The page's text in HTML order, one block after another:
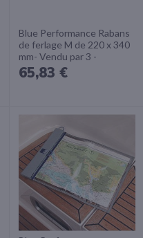
Blue Performance Rabans
de ferlage M de 220 x 340
mm- Vendu par 3 -
65,83 €